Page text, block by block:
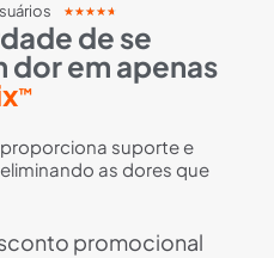
★★★★★
de se
dor em apenas
™
suporte e
as dores que
promocional